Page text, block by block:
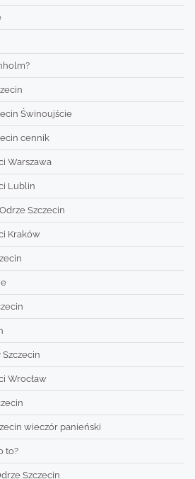
Świnoujście
cennik
Warszawa
Lublin
Szczecin
Kraków
Wrocław
wieczór panieński
to?
Szczecin